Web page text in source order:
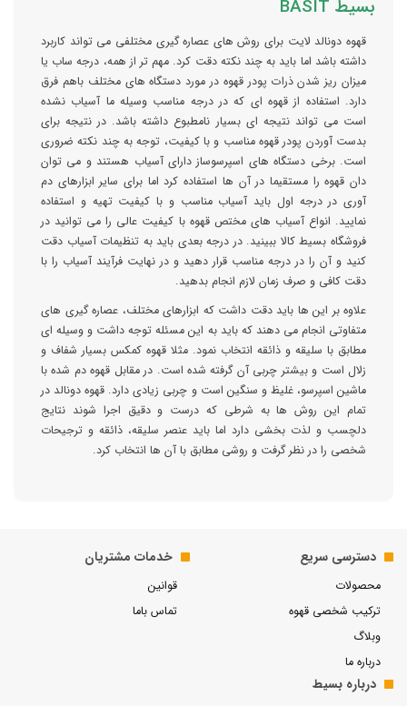
بسیط BASIT
قهوه دونالد لایت برای روش های عصاره گیری مختلفی می تواند کاربرد
داشته باشد اما باید به چند نکته دقت کرد. مهم تر از همه، درجه ساب یا
میزان ریز شدن ذرات پودر قهوه در مورد دستگاه های مختلف باهم فرق
دارد. استفاده از قهوه ای که در درجه مناسب وسیله ما آسیاب نشده
است می تواند نتیجه ای بسیار نامطبوع داشته باشد. در نتیجه برای
بدست آوردن پودر قهوه مناسب و با کیفیت، توجه به چند نکته ضروری
است. برخی دستگاه های اسپرسوساز دارای آسیاب هستند و می توان
دان قهوه را مستقیما در آن ها استفاده کرد اما برای سایر ابزارهای دم
آوری در درجه اول باید آسیاب مناسب و با کیفیت تهیه و استفاده
نمایید. انواع آسیاب های مختص قهوه با کیفیت عالی را می توانید در
فروشگاه بسیط کالا ببینید. در درجه بعدی باید به تنظیمات آسیاب دقت
کنید و آن را در درجه مناسب قرار دهید و در نهایت فرآیند آسیاب را با
دقت کافی و صرف زمان لازم انجام بدهید.
علاوه بر این ها باید دقت داشت که ابزارهای مختلف، عصاره گیری های
متفاوتی انجام می دهند که باید به این مسئله توجه داشت و وسیله ای
مطابق با سلیقه و ذائقه انتخاب نمود. مثلا قهوه کمکس بسیار شفاف و
زلال است و بیشتر چربی آن گرفته شده است. در مقابل قهوه دم شده با
ماشین اسپرسو، غلیظ و سنگین است و چربی زیادی دارد. قهوه دونالد در
تمام این روش ها به شرطی که درست و دقیق اجرا شوند نتایج
دلچسب و لذت بخشی دارد اما باید عنصر سلیقه، ذائقه و ترجیحات
شخصی را در نظر گرفت و روشی مطابق با آن ها انتخاب کرد.
دسترسی سریع
محصولات
ترکیب شخصی قهوه
وبلاگ
درباره ما
خدمات مشتریان
قوانین
تماس باما
درباره بسیط